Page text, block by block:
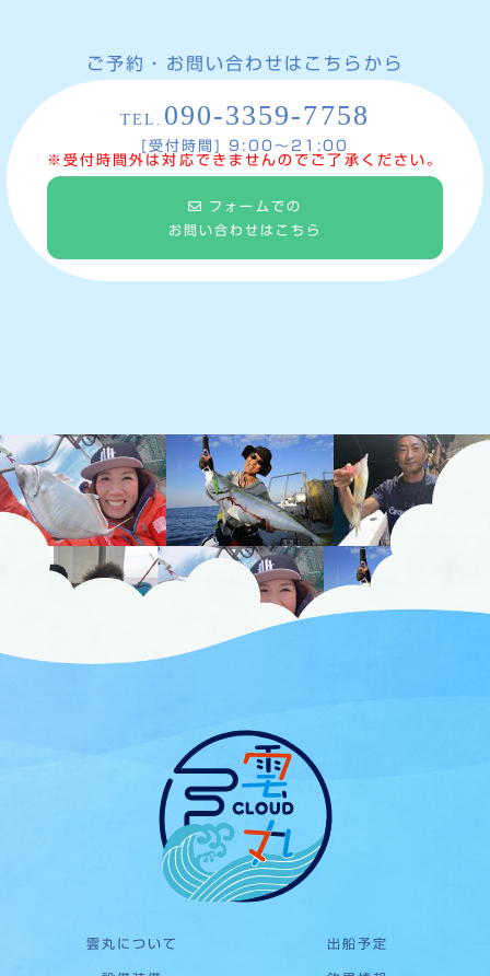
ご予約・お問い合わせはこちらから
TEL. 090-3359-7758
[受付時間] 9:00〜21:00
※受付時間外は対応できませんのでご了承ください。
フォームでの
お問い合わせはこちら
雲丸について 出船予定